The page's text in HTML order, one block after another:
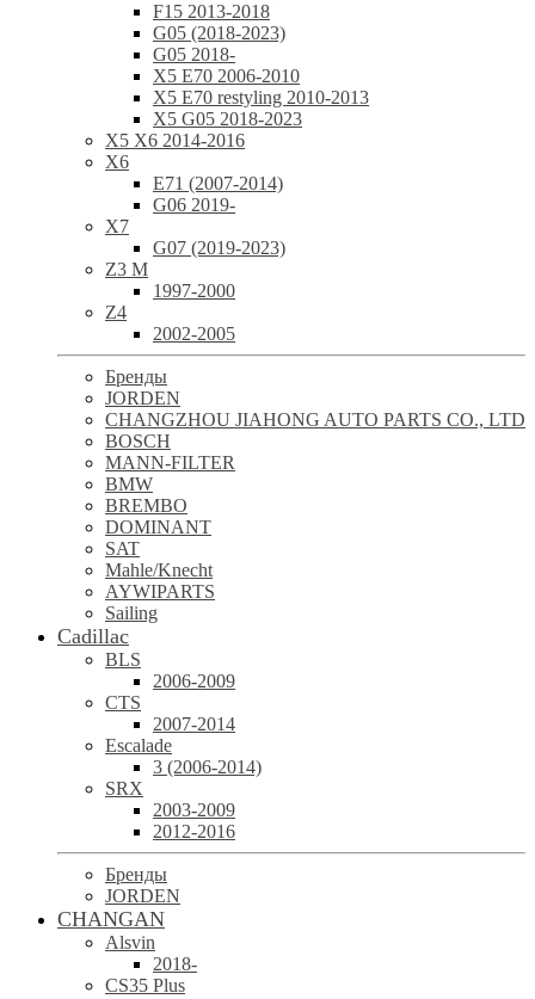
F15 2013-2018
G05 (2018-2023)
G05 2018-
X5 E70 2006-2010
X5 E70 restyling 2010-2013
X5 G05 2018-2023
X5 X6 2014-2016
X6
E71 (2007-2014)
G06 2019-
X7
G07 (2019-2023)
Z3 M
1997-2000
Z4
2002-2005
Бренды
JORDEN
CHANGZHOU JIAHONG AUTO PARTS CO., LTD
BOSCH
MANN-FILTER
BMW
BREMBO
DOMINANT
SAT
Mahle/Knecht
AYWIPARTS
Sailing
Cadillac
BLS
2006-2009
CTS
2007-2014
Escalade
3 (2006-2014)
SRX
2003-2009
2012-2016
Бренды
JORDEN
CHANGAN
Alsvin
2018-
CS35 Plus